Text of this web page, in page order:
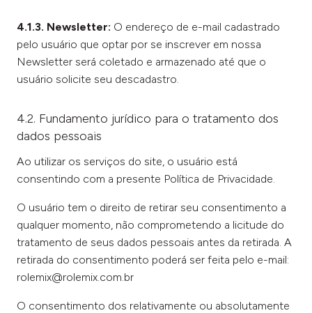
4.1.3. Newsletter: O endereço de e-mail cadastrado
pelo usuário que optar por se inscrever em nossa
Newsletter será coletado e armazenado até que o
usuário solicite seu descadastro.
4.2. Fundamento jurídico para o tratamento dos
dados pessoais
Ao utilizar os serviços do site, o usuário está
consentindo com a presente Política de Privacidade.
O usuário tem o direito de retirar seu consentimento a
qualquer momento, não comprometendo a licitude do
tratamento de seus dados pessoais antes da retirada. A
retirada do consentimento poderá ser feita pelo e-mail:
rolemix@rolemix.com.br
O consentimento dos relativamente ou absolutamente